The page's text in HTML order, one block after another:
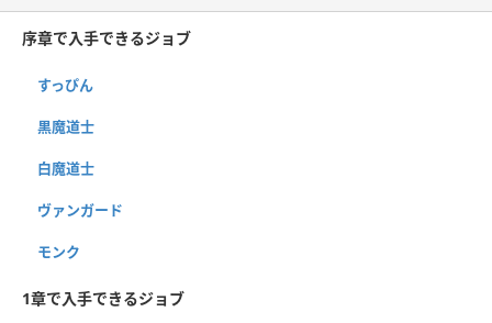
序章で入手できるジョブ
すっぴん
黒魔道士
白魔道士
ヴァンガード
モンク
1章で入手できるジョブ